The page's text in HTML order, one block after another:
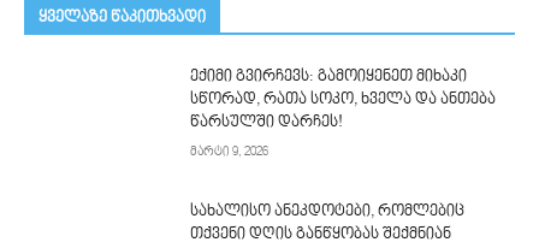
ᲧᲕᲔᲚᲐᲖᲔ ᲬᲐᲙᲘᲗᲮᲕᲐᲓᲘ
ექიმი გვირჩევს: გამოიყენეთ მიხაკი
სწორად, რათა სოკო, ხველა და ანთება
წარსულში დარჩეს!
მარტი 9, 2026
სახალისო ანეკდოტები, რომლებიც
თქვენი დღის განწყობას შექმნიან